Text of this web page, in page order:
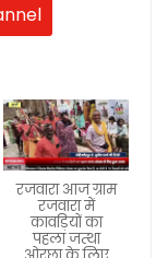
रजवारा आज ग्राम
रजवारा में
कावड़ियों का
पहला जत्था